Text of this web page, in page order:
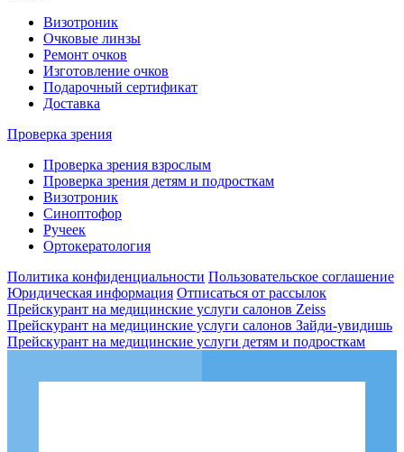
Визотроник
Очковые линзы
Ремонт очков
Изготовление очков
Подарочный сертификат
Доставка
Проверка зрения
Проверка зрения взрослым
Проверка зрения детям и подросткам
Визотроник
Синоптофор
Ручеек
Ортокератология
Политика конфиденциальности Пользовательское соглашение
Юридическая информация Отписаться от рассылок
Прейскурант на медицинские услуги салонов Zeiss
Прейскурант на медицинские услуги салонов Зайди-увидишь
Прейскурант на медицинские услуги детям и подросткам